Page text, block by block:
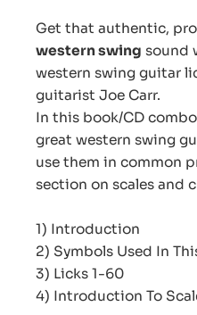
Get that authentic,
western swing sound
western swing guitar
guitarist Joe Carr.
In this book/CD
great western swing
use them in common
section on scales and
1) Introduction
2) Symbols Used In
3) Licks 1-60
4) Introduction To